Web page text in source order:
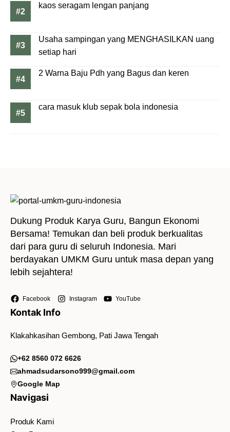
kaos seragam lengan panjang
Usaha sampingan yang MENGHASILKAN uang
setiap hari
2 Warna Baju Pdh yang Bagus dan keren
cara masuk klub sepak bola indonesia
Dukung Produk Karya Guru, Bangun Ekonomi
Bersama! Temukan dan beli produk berkualitas
dari para guru di seluruh Indonesia. Mari
berdayakan UMKM Guru untuk masa depan yang
lebih sejahtera!
Facebook Instagram YouTube
Kontak Info
Klakahkasihan Gembong, Pati Jawa Tengah
+62 8560 072 6626
ahmadsudarsono999@gmail.com
Google Map
Navigasi
Produk Kami